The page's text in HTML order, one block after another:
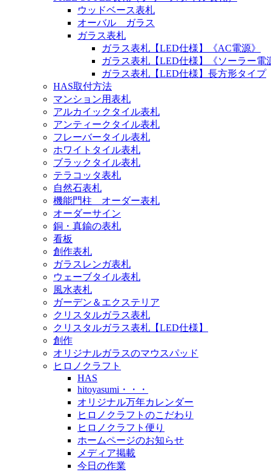
ウッドベース表札
オーバル ガラス
ガラス表札
ガラス表札【LED仕様】《AC電源》
ガラス表札【LED仕様】《ソーラー電
ガラス表札【LED仕様】長方形タイプ
HAS取付方法
マンション用表札
アルカイックタイル表札
アンティークタイル表札
フレーバータイル表札
ホワイトタイル表札
ブラックタイル表札
テラコッタ表札
自然石表札
機能門柱 オーダー表札
オーダーサイン
銅・真鍮の表札
看板
創作表札
ガラスレンガ表札
ウェーブタイル表札
風水表札
ガーデン＆エクステリア
クリスタルガラス表札
クリスタルガラス表札【LED仕様】
創作
オリジナルガラスのマウスパッド
ヒロノクラフト
HAS
hitoyasumi・・・
オリジナル万年カレンダー
ヒロノクラフトのこだわり
ヒロノクラフト便り
ホームページのお知らせ
メディア掲載
今日の作業